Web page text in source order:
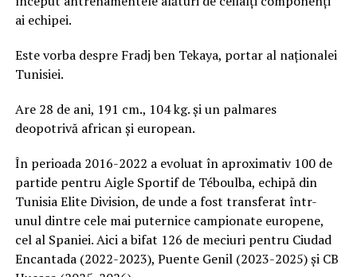
ai echipei.
Este vorba despre Fradj ben Tekaya, portar al naționalei
Tunisiei.
Are 28 de ani, 191 cm., 104 kg. și un palmares
deopotrivă african și european.
În perioada 2016-2022 a evoluat în aproximativ 100 de
partide pentru Aigle Sportif de Téboulba, echipă din
Tunisia Elite Division, de unde a fost transferat într-
unul dintre cele mai puternice campionate europene,
cel al Spaniei. Aici a bifat 126 de meciuri pentru Ciudad
Encantada (2022-2023), Puente Genil (2023-2025) și CB